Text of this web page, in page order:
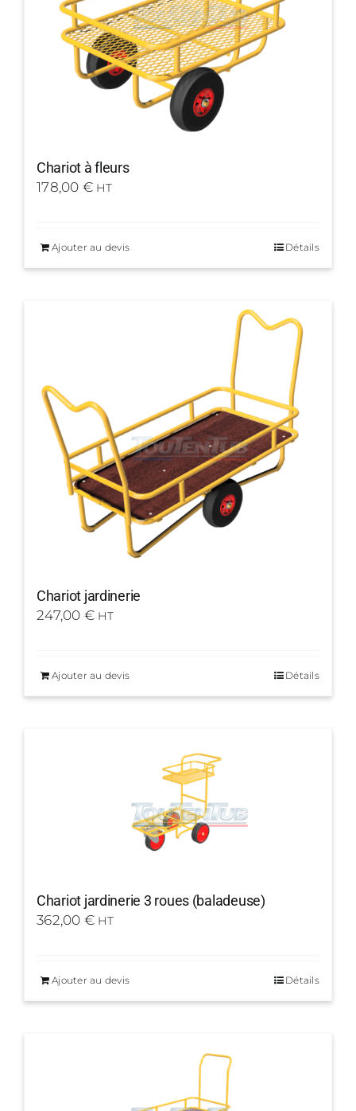
Chariot à fleurs
178,00 € HT
Ajouter au devis Détails
Chariot jardinerie
247,00 € HT
Ajouter au devis Détails
Chariot jardinerie 3 roues (baladeuse)
362,00 € HT
Ajouter au devis Détails